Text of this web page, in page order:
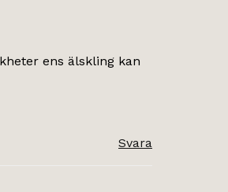
ens älskling kan
Svara